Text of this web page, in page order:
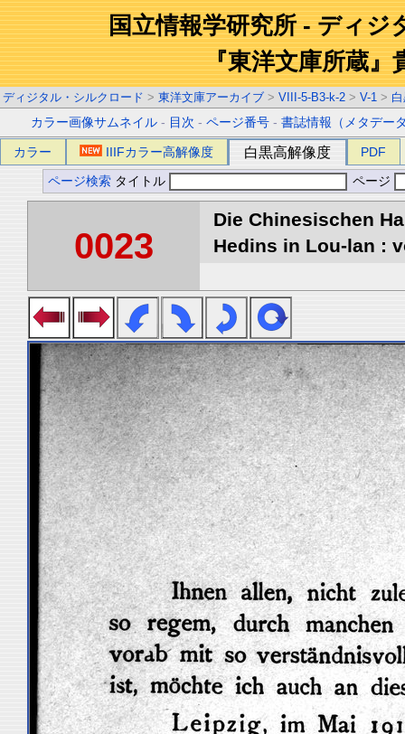
国立情報学研究所 - ディジ
『東洋文庫所蔵』
ディジタル・シルクロード > 東洋文庫アーカイブ > VIII-5-B3-k-2 > V-1 >
カラー画像サムネイル - 目次 -ページ番号 -書誌情報（メタデー
カラー IIIFカラー高解像度 白黒高解像度 PDF
ページ検索 タイトル ページ
0023
Die Chinesischen
Hedins in Lou-lan :